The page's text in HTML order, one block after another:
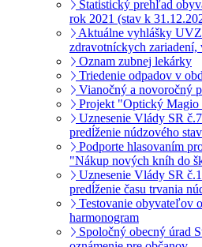
Štatistický prehľad
rok 2021 (stav k
Aktuálne vyhlášky
zdravotníckych zariadení,
Oznam zubnej lekárky
Triedenie odpadov v
Vianočný a novoročný
Projekt "Optický Magio
Uznesenie Vlády SR
predĺženie núdzového
Podporte hlasovaním
"Nákup nových kníh do
Uznesenie Vlády SR
predĺženie času trvania
Testovanie obyvateľov
harmonogram
Spoločný obecný úrad